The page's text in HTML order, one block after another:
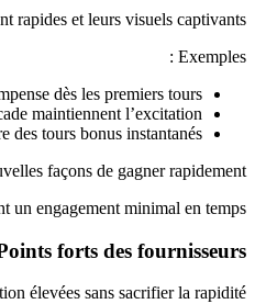
rapides et leurs visuels captivants.
Exemples :
dès les premiers tours.
maintiennent l’excitation.
tours bonus instantanés.
façons de gagner rapidement.
un engagement minimal en temps.
forts des fournisseurs
élevées sans sacrifier la rapidité.